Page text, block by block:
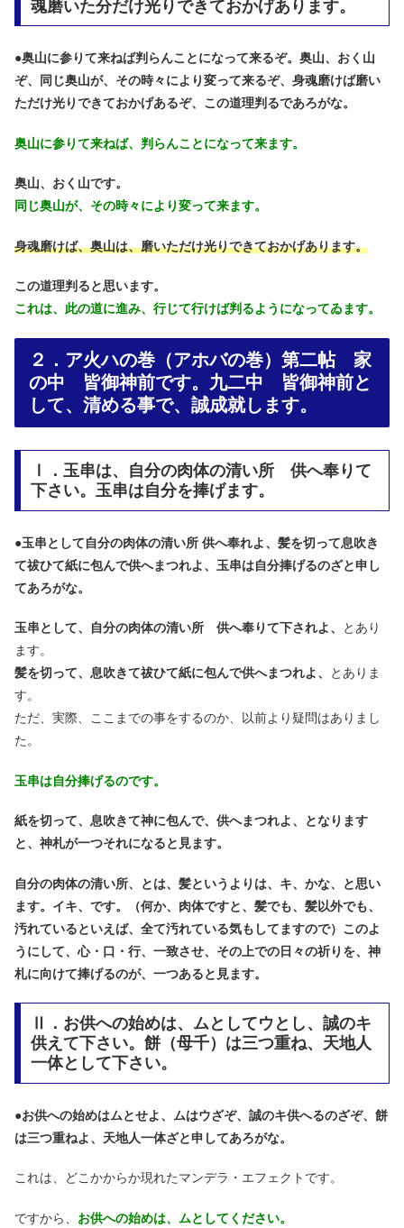
魂磨いた分だけ光りできておかげあります。
●奥山に参りて来ねば判らんことになって来るぞ。奥山、おく山
ぞ、同じ奥山が、その時々により変って来るぞ、身魂磨けば磨い
ただけ光りできておかげあるぞ、この道理判るであろがな。
奥山に参りて来ねば、判らんことになって来ます。
奥山、おく山です。
同じ奥山が、その時々により変って来ます。
身魂磨けば、奥山は、磨いただけ光りできておかげあります。
この道理判ると思います。
これは、此の道に進み、行じて行けば判るようになってゐます。
２．ア火ハの巻（アホバの巻）第二帖 家
の中 皆御神前です。九二中 皆御神前と
して、清める事で、誠成就します。
Ⅰ．玉串は、自分の肉体の清い所 供へ奉りて
下さい。玉串は自分を捧げます。
●玉串として自分の肉体の清い所 供へ奉れよ、髪を切って息吹き
て祓ひて紙に包んで供へまつれよ、玉串は自分捧げるのざと申し
てあろがな。
玉串として、自分の肉体の清い所 供へ奉りて下されよ、
とあり
ます。
髪を切って、息吹きて祓ひて紙に包んで供へまつれよ、
とありま
す。
ただ、実際、ここまでの事をするのか、以前より疑問はありまし
た。
玉串は自分捧げるのです。
紙を切って、息吹きて神に包んで、供へまつれよ、となります
と、神札が一つそれになると見ます。
自分の肉体の清い所、とは、髪というよりは、キ、かな、と思い
ます。イキ、です。（何か、肉体ですと、髪でも、髪以外でも、
汚れているといえば、全て汚れている気もしてますので）このよ
うにして、心・口・行、一致させ、その上での日々の祈りを、神
札に向けて捧げるのが、一つあると見ます。
Ⅱ．お供への始めは、ムとしてウとし、誠のキ
供えて下さい。餅（母千）は三つ重ね、天地人
一体として下さい。
●お供への始めはムとせよ、ムはウざぞ、誠のキ供へるのざぞ、餅
は三つ重ねよ、天地人一体ざと申してあろがな。
これは、どこかからか現れたマンデラ・エフェクトです。
ですから、 お供への始めは、ムとしてください。